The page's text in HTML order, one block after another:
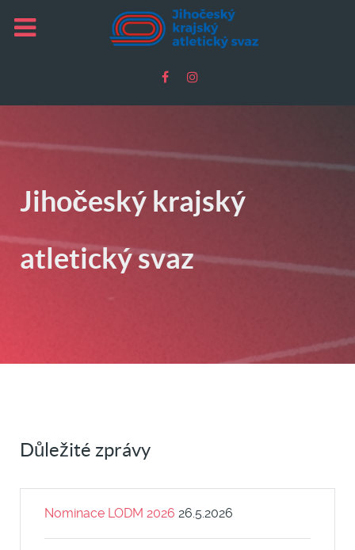
Jihočeský krajský
atletický svaz
Důležité zprávy
Nominace LODM 2026 26.5.2026